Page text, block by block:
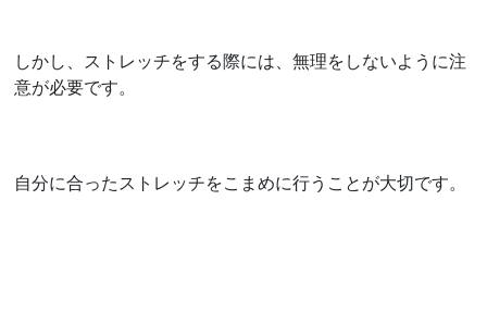
しかし、ストレッチをする際には、無理をしないように注
意が必要です。
自分に合ったストレッチをこまめに行うことが大切です。